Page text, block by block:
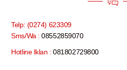
Telp: (0274) 623309
Sms/Wa :08552859070
Hotline Iklan :081802729800